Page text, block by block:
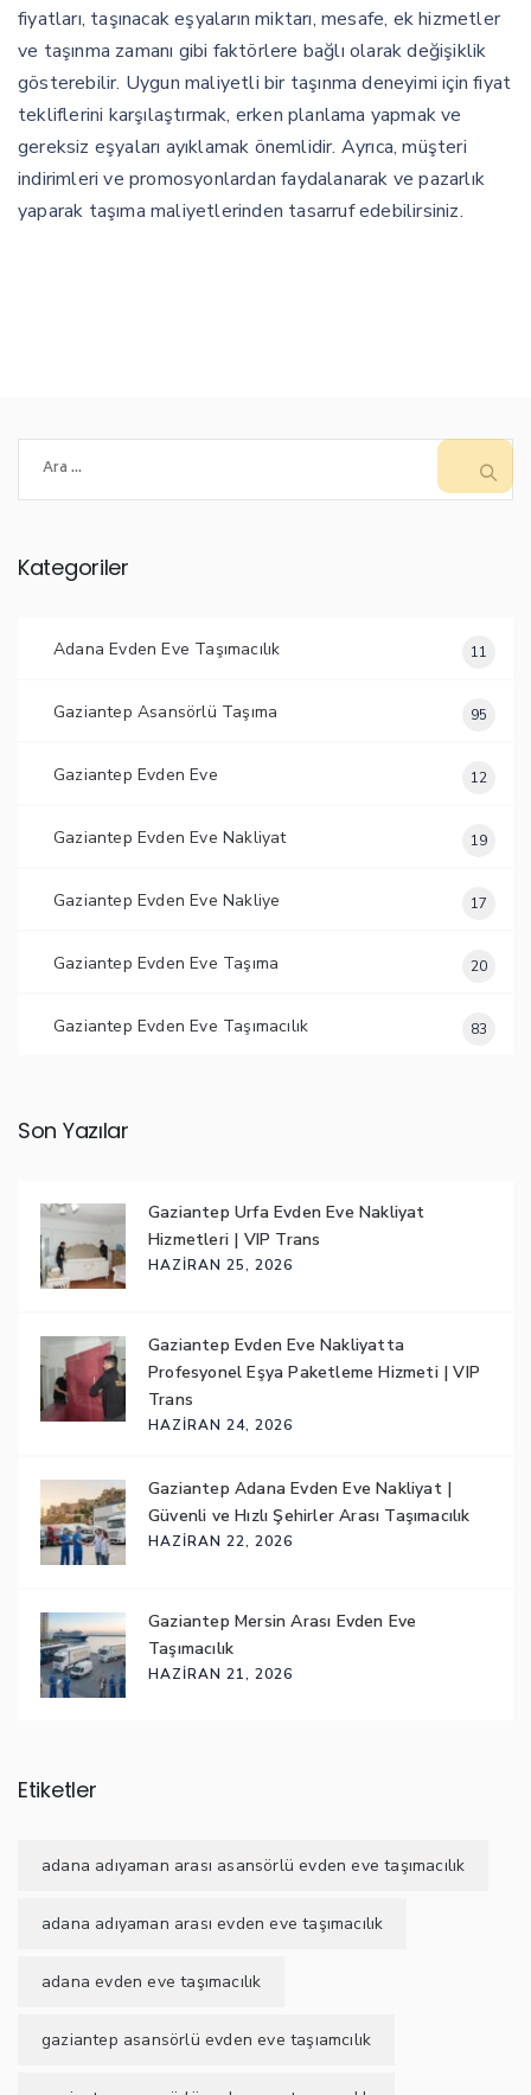
fiyatları, taşınacak eşyaların miktarı, mesafe, ek hizmetler
ve taşınma zamanı gibi faktörlere bağlı olarak değişiklik
gösterebilir. Uygun maliyetli bir taşınma deneyimi için fiyat
tekliflerini karşılaştırmak, erken planlama yapmak ve
gereksiz eşyaları ayıklamak önemlidir. Ayrıca, müşteri
indirimleri ve promosyonlardan faydalanarak ve pazarlık
yaparak taşıma maliyetlerinden tasarruf edebilirsiniz.
Kategoriler
Adana Evden Eve Taşımacılık 11
Gaziantep Asansörlü Taşıma 95
Gaziantep Evden Eve 12
Gaziantep Evden Eve Nakliyat 19
Gaziantep Evden Eve Nakliye 17
Gaziantep Evden Eve Taşıma 20
Gaziantep Evden Eve Taşımacılık 83
Son Yazılar
Gaziantep Urfa Evden Eve Nakliyat
Hizmetleri | VIP Trans
HAZIRAN 25, 2026
Gaziantep Evden Eve Nakliyatta
Profesyonel Eşya Paketleme Hizmeti | VIP
Trans
HAZIRAN 24, 2026
Gaziantep Adana Evden Eve Nakliyat |
Güvenli ve Hızlı Şehirler Arası Taşımacılık
HAZIRAN 22, 2026
Gaziantep Mersin Arası Evden Eve
Taşımacılık
HAZIRAN 21, 2026
Etiketler
adana adıyaman arası asansörlü evden eve taşımacılık
adana adıyaman arası evden eve taşımacılık
adana evden eve taşımacılık
gaziantep asansörlü evden eve taşıamcılık